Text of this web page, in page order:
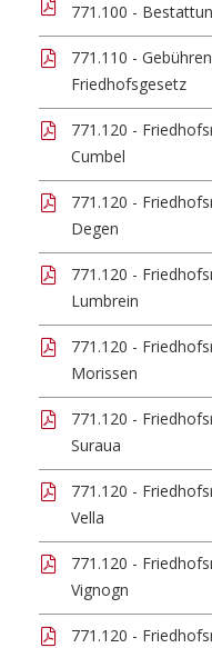
771.100 -
771.110 -
Friedhofsgesetz
771.120 -
Cumbel
771.120 -
Degen
771.120 -
Lumbrein
771.120 -
Morissen
771.120 -
Suraua
771.120 -
Vella
771.120 -
Vignogn
771.120 -